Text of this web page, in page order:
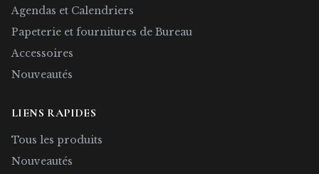
Agendas et Calendriers
Papeterie et fournitures de Bureau
Accessoires
Nouveautés
LIENS RAPIDES
Tous les produits
Nouveautés